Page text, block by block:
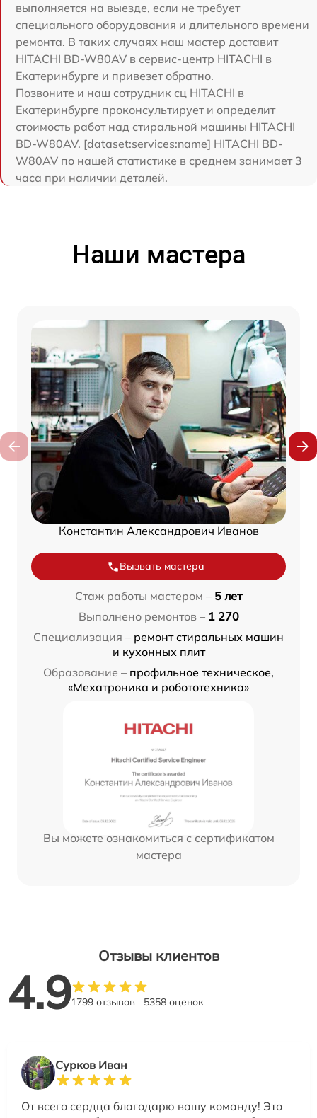
выполняется на выезде, если не требует
специального оборудования и длительного времени
ремонта. В таких случаях наш мастер доставит
HITACHI BD-W80AV в сервис-центр HITACHI в
Екатеринбурге и привезет обратно.
Позвоните и наш сотрудник сц HITACHI в
Екатеринбурге проконсультирует и определит
стоимость работ над стиральной машины HITACHI
BD-W80AV. [dataset:services:name] HITACHI BD-
W80AV по нашей статистике в среднем занимает 3
часа при наличии деталей.
Наши мастера
Константин Александрович Иванов
Вызвать мастера
Стаж работы мастером – 5 лет
Выполнено ремонтов – 1 270
Специализация – ремонт стиральных машин
и кухонных плит
Образование – профильное техническое,
«Мехатроника и робототехника»
Вы можете ознакомиться с сертификатом
мастера
Отзывы клиентов
4.91799 отзывов 5358 оценок
Сурков Иван
От всего сердца благодарю вашу команду! Это